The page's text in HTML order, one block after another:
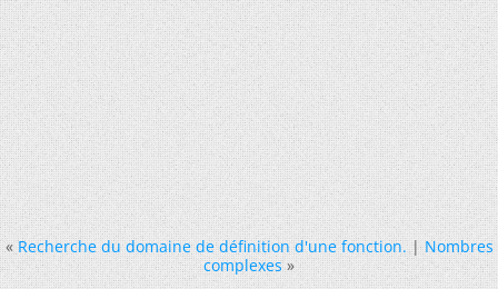
« Recherche du domaine de définition d'une fonction.|Nombres
complexes »